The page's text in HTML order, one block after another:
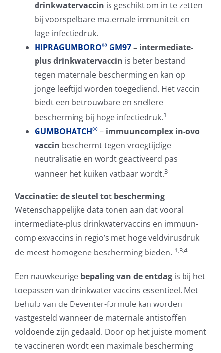
drinkwatervaccin is geschikt om in te zetten
bij voorspelbare maternale immuniteit en
lage infectiedruk.
HIPRAGUMBORO®GM97– intermediate-
plus drinkwatervaccin is beter bestand
tegen maternale bescherming en kan op
jonge leeftijd worden toegediend. Het vaccin
biedt een betrouwbare en snellere
bescherming bij hoge infectiedruk.1
GUMBOHATCH®– immuuncomplex in-ovo
vaccin beschermt tegen vroegtijdige
neutralisatie en wordt geactiveerd pas
wanneer het kuiken vatbaar wordt.3
Vaccinatie: de sleutel tot bescherming
Wetenschappelijke data tonen aan dat vooral
intermediate-plus drinkwatervaccins en immuun-
complexvaccins in regio’s met hoge veldvirusdruk
de meest homogene bescherming bieden. 1,3,4
Een nauwkeurige bepaling van de entdagis bij het
toepassen van drinkwater vaccins essentieel. Met
behulp van de Deventer-formule kan worden
vastgesteld wanneer de maternale antistoffen
voldoende zijn gedaald. Door op het juiste moment
te vaccineren wordt een maximale bescherming